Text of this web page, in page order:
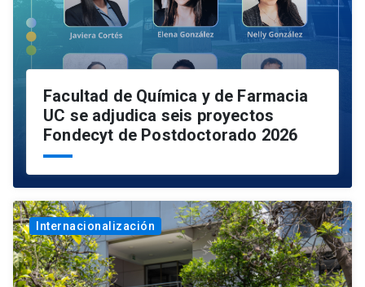
Facultad de Química y de Farmacia
UC se adjudica seis proyectos
Fondecyt de Postdoctorado 2026
Internacionalización